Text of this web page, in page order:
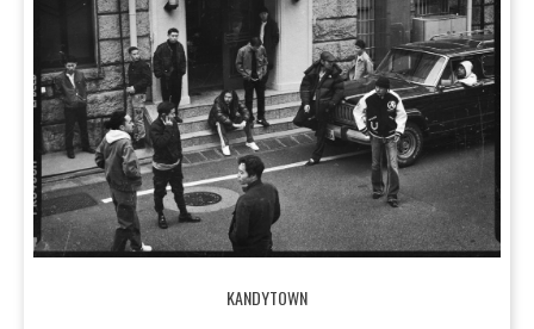
KANDYTOWN